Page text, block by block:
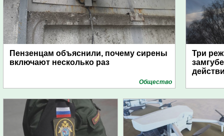
Пензенцам объяснили, почему сирены
включают несколько раз
Общество
Три